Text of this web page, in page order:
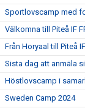
Sportlovscamp med
Välkomna till Piteå IF
Från Horyaal till Piteå
Sista dag att anmäla
Höstlovscamp i
Sweden Camp 2024